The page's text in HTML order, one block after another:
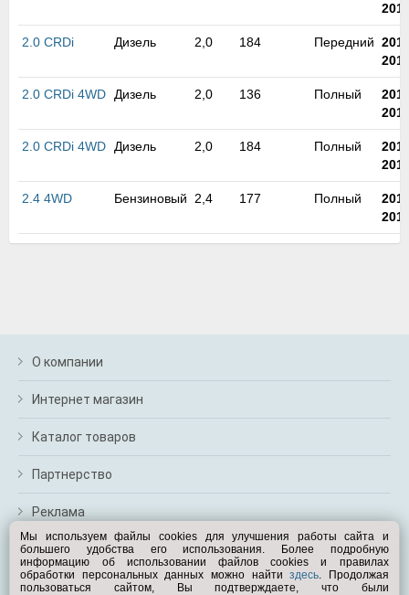
2.0 CRDi Дизель 2,0 184 Передний
2.0 CRDi 4WD Дизель 2,0 136 Полный
2.0 CRDi 4WD Дизель 2,0 184 Полный
2.4 4WD Бензиновый 2,4 177 Полный
О компании
Интернет магазин
Каталог товаров
Партнерство
Реклама
Перейти на полную версию
Вам помочь?
Мы используем файлы cookies для улучшения работы сайта и
большего удобства его использования. Более подробную
информацию об использовании файлов cookies и правилах
обработки персональных данных можно найтиздесь. Продолжая
пользоваться сайтом, Вы подтверждаете, что были